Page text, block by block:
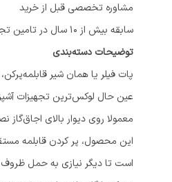
مشاوره تخصصی قبل از خرید
سابقه بیش از 10 سال در تامین تجهیزات آشپزخانه
توضیحات دسته‌بندی
پات فیلر یا همان شیر
عین حال لوکس‌ترین تجهیزات
معمولا روی دیوار بالای
این محصول، پر کردن قابلمه
است تا دیگر نیازی به حمل ظروف